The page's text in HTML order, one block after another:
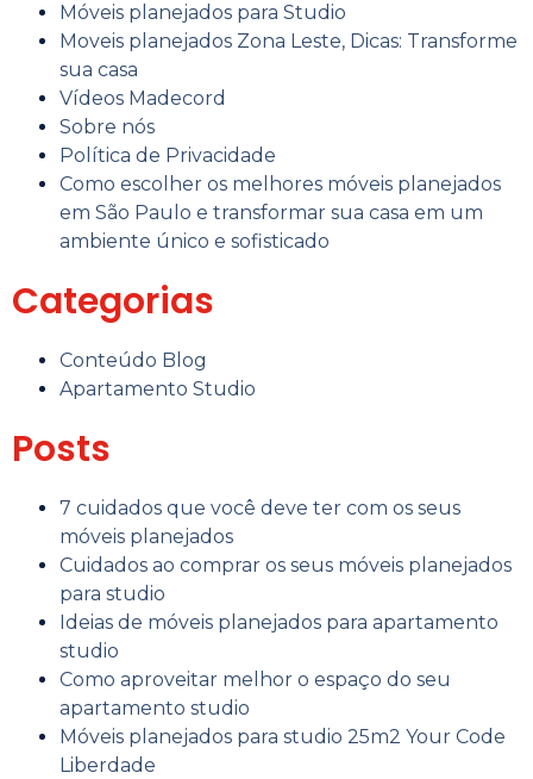
Móveis planejados para Studio
Moveis planejados Zona Leste, Dicas: Transforme
sua casa
Vídeos Madecord
Sobre nós
Política de Privacidade
Como escolher os melhores móveis planejados
em São Paulo e transformar sua casa em um
ambiente único e sofisticado
Categorias
Conteúdo Blog
Apartamento Studio
Posts
7 cuidados que você deve ter com os seus
móveis planejados
Cuidados ao comprar os seus móveis planejados
para studio
Ideias de móveis planejados para apartamento
studio
Como aproveitar melhor o espaço do seu
apartamento studio
Móveis planejados para studio 25m2 Your Code
Liberdade